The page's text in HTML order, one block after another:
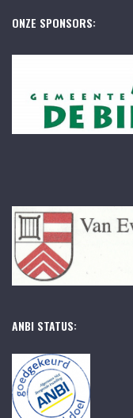
ONZE SPONSORS:
ANBI STATUS: